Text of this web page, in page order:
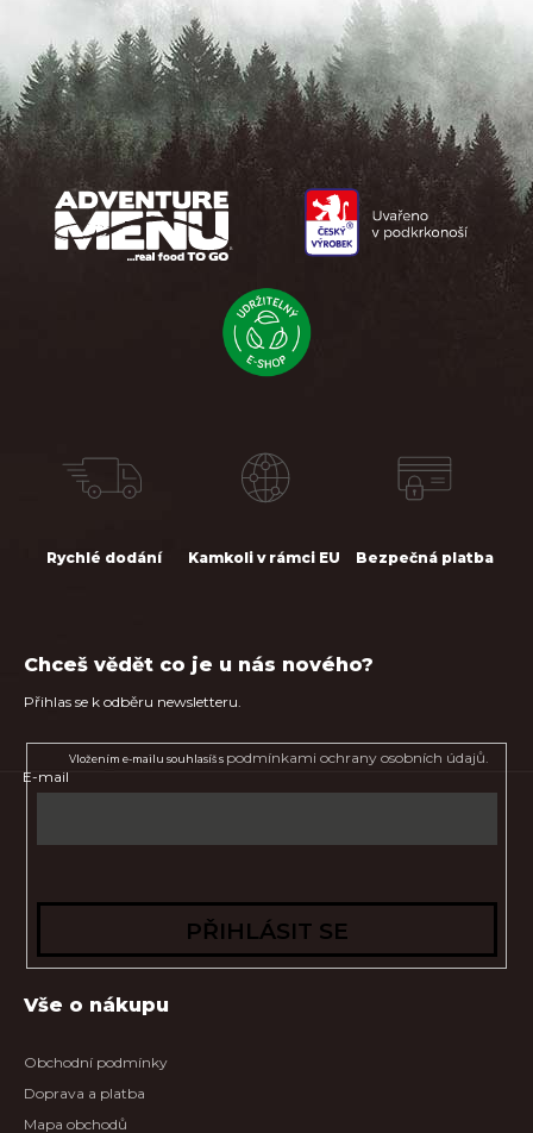
Z
á
Rychlé dodání Kamkoli v rámci EU Bezpečná platba
Chceš vědět co je u nás nového?
Přihlas se k odběru newsletteru.
E-mail
Vložením e-mailu souhlasíš s podmínkami ochrany osobních údajů.
PŘIHLÁSIT SE
Vše o nákupu
Obchodní podmínky
Doprava a platba
Mapa obchodů